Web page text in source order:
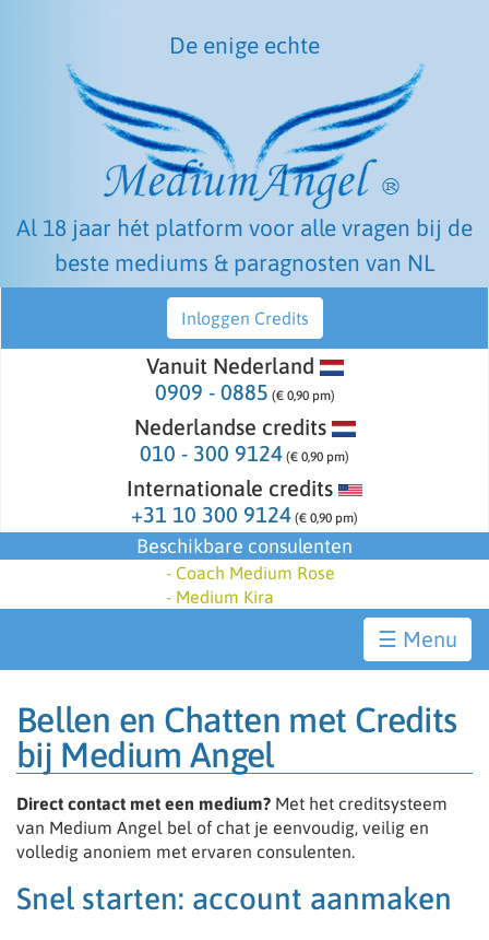
De enige echte
Al 18 jaar hét platform voor alle vragen bij de
beste mediums & paragnosten van NL
Inloggen Credits
Vanuit Nederland
0909 - 0885 (€ 0,90 pm)
Nederlandse credits
010 - 300 9124 (€ 0,90 pm)
Internationale credits
+31 10 300 9124 (€ 0,90 pm)
Beschikbare consulenten
- Coach Medium Rose
- Medium Kira
☰
Bellen en Chatten met Credits
bij Medium Angel
Direct contact met een medium? Met het creditsysteem
van Medium Angel bel of chat je eenvoudig, veilig en
volledig anoniem met ervaren consulenten.
Snel starten: account aanmaken